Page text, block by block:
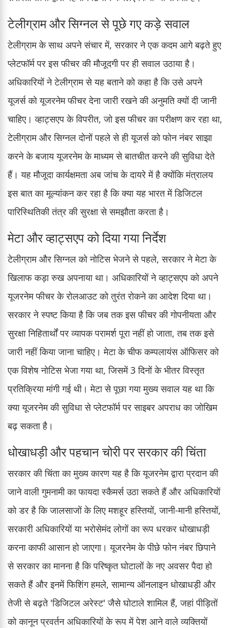
टेलीग्राम और सिग्नल से पूछे गए कड़े सवाल
टेलीग्राम के साथ अपने संचार में, सरकार ने एक कदम आगे बढ़ते हुए
प्लेटफॉर्म पर इस फीचर की मौजूदगी पर ही सवाल उठाया है।
अधिकारियों ने टेलीग्राम से यह बताने को कहा है कि उसे अपने
यूजर्स को यूजरनेम फीचर देना जारी रखने की अनुमति क्यों दी जानी
चाहिए। व्हाट्सएप के विपरीत, जो इस फीचर का परीक्षण कर रहा था,
टेलीग्राम और सिग्नल दोनों पहले से ही यूजर्स को फोन नंबर साझा
करने के बजाय यूजरनेम के माध्यम से बातचीत करने की सुविधा देते
हैं। यह मौजूदा कार्यक्षमता अब जांच के दायरे में है क्योंकि मंत्रालय
इस बात का मूल्यांकन कर रहा है कि क्या यह भारत में डिजिटल
पारिस्थितिकी तंत्र की सुरक्षा से समझौता करता है।
मेटा और व्हाट्सएप को दिया गया निर्देश
टेलीग्राम और सिग्नल को नोटिस भेजने से पहले, सरकार ने मेटा के
खिलाफ कड़ा रुख अपनाया था। अधिकारियों ने व्हाट्सएप को अपने
यूजरनेम फीचर के रोलआउट को तुरंत रोकने का आदेश दिया था।
सरकार ने स्पष्ट किया है कि जब तक इस फीचर की गोपनीयता और
सुरक्षा निहितार्थों पर व्यापक परामर्श पूरा नहीं हो जाता, तब तक इसे
जारी नहीं किया जाना चाहिए। मेटा के चीफ कम्पलायंस ऑफिसर को
एक विशेष नोटिस भेजा गया था, जिसमें 3 दिनों के भीतर विस्तृत
प्रतिक्रिया मांगी गई थी। मेटा से पूछा गया मुख्य सवाल यह था कि
क्या यूजरनेम की सुविधा से प्लेटफॉर्म पर साइबर अपराध का जोखिम
बढ़ सकता है।
धोखाधड़ी और पहचान चोरी पर सरकार की चिंता
सरकार की चिंता का मुख्य कारण यह है कि यूजरनेम द्वारा प्रदान की
जाने वाली गुमनामी का फायदा स्कैमर्स उठा सकते हैं और अधिकारियों
को डर है कि जालसाजों के लिए मशहूर हस्तियों, जानी-मानी हस्तियों,
सरकारी अधिकारियों या भरोसेमंद लोगों का रूप धरकर धोखाधड़ी
करना काफी आसान हो जाएगा। यूजरनेम के पीछे फोन नंबर छिपाने
से सरकार का मानना है कि परिष्कृत घोटालों के नए अवसर पैदा हो
सकते हैं और इनमें फिशिंग हमले, सामान्य ऑनलाइन धोखाधड़ी और
तेजी से बढ़ते 'डिजिटल अरेस्ट' जैसे घोटाले शामिल हैं, जहां पीड़ितों
को कानून प्रवर्तन अधिकारियों के रूप में पेश आने वाले व्यक्तियों